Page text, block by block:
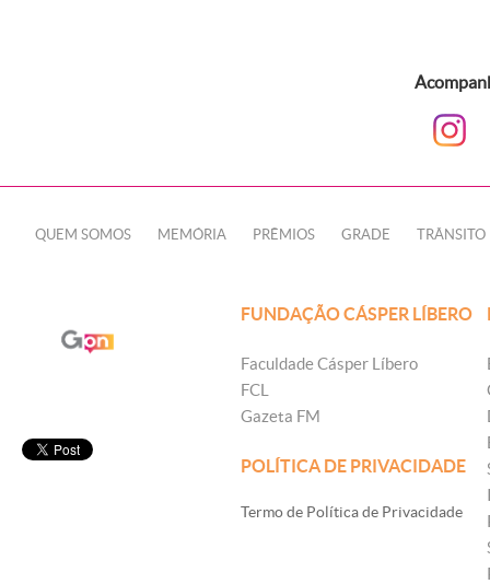
QUEM SOMOS MEMÓRIA PRÊMIOS GRADE TRÂNSITO
FUNDAÇÃO CÁSPER LÍBERO
Faculdade Cásper Líbero
FCL
Gazeta FM
POLÍTICA DE PRIVACIDADE
Termo de Política de Privacidade